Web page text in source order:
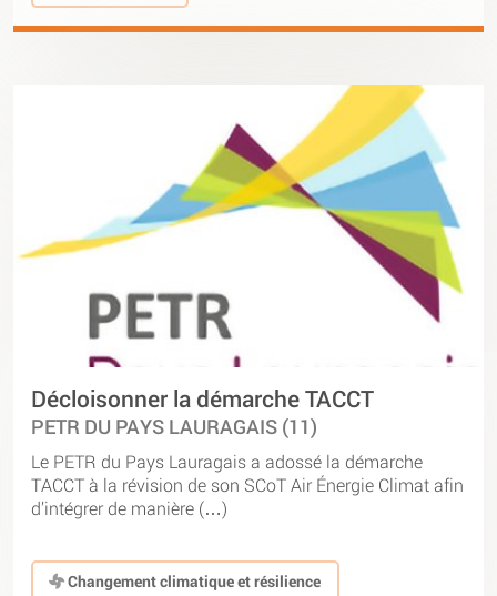
Décloisonner la démarche TACCT
PETR DU PAYS LAURAGAIS (11)
Le PETR du Pays Lauragais a adossé la démarche
TACCT à la révision de son SCoT Air Énergie Climat afin
d’intégrer de manière (…)
Changement climatique et résilience